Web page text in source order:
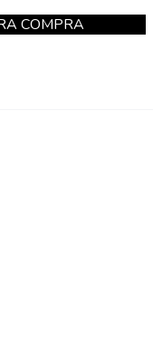
COMPRA